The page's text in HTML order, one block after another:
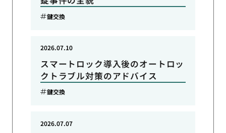
鍵交換
スマートロック導入後のオートロッ
クトラブル対策のアドバイス
2026.07.10
鍵交換
2026.07.07